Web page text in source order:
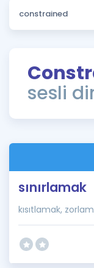
ÖSYM
İngilizce
sesli
sınırlamak
kısıtlamak,